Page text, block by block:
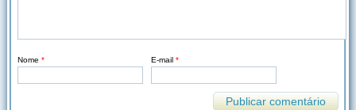
Nome * E-mail *